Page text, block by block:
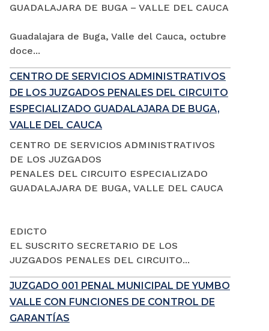
GUADALAJARA DE BUGA – VALLE DEL CAUCA
Guadalajara de Buga, Valle del Cauca, octubre
doce...
CENTRO DE SERVICIOS ADMINISTRATIVOS
DE LOS JUZGADOS PENALES DEL CIRCUITO
ESPECIALIZADO GUADALAJARA DE BUGA,
VALLE DEL CAUCA
CENTRO DE SERVICIOS ADMINISTRATIVOS
DE LOS JUZGADOS
PENALES DEL CIRCUITO ESPECIALIZADO
GUADALAJARA DE BUGA, VALLE DEL CAUCA
EDICTO
EL SUSCRITO SECRETARIO DE LOS
JUZGADOS PENALES DEL CIRCUITO...
JUZGADO 001 PENAL MUNICIPAL DE YUMBO
VALLE CON FUNCIONES DE CONTROL DE
GARANTÍAS